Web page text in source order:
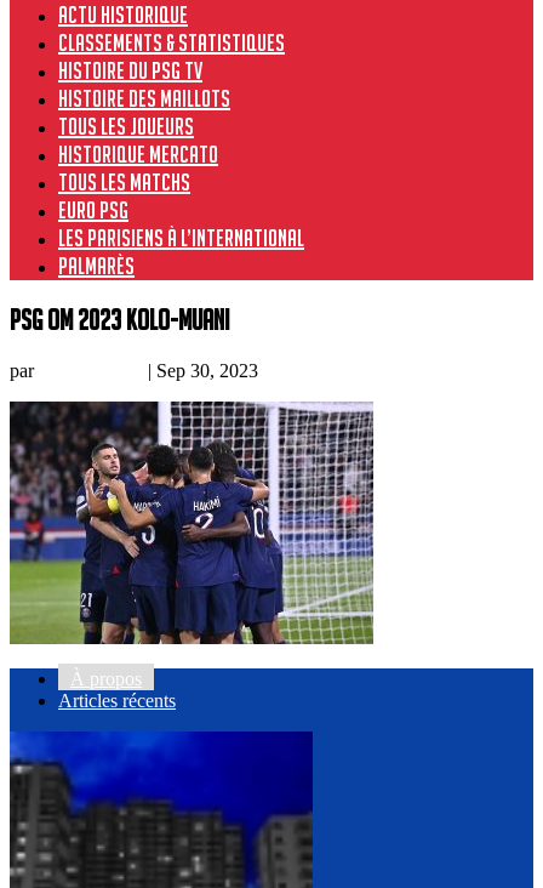
Actu historique
Classements & Statistiques
Histoire du PSG TV
Histoire des maillots
Tous les joueurs
Historique Mercato
Tous les matchs
Euro PSG
Les Parisiens à l’international
Palmarès
PSG om 2023 kolo-muani
par | Sep 30, 2023
À propos
Articles récents